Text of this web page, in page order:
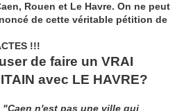
Rouen et Le Havre. On ne peut
de cette véritable pétition de
!!!
de faire un VRAI
avec LE HAVRE?
"Caen n'est pas une ville qui